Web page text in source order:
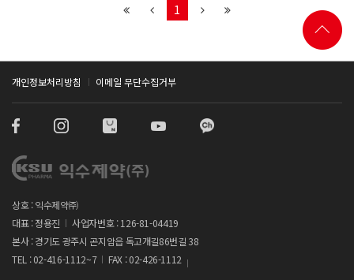
1
개인정보처리방침 이메일 무단수집거부
상호 : 익수제약㈜
대표 : 정용진
사업자번호 : 126-81-04419
본사 : 경기도 광주시 곤지암읍 독고개길86번길 38
TEL : 02-416-1112~7
FAX : 02-426-1112